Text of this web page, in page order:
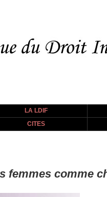
LA LDIF
CITES
femmes comme